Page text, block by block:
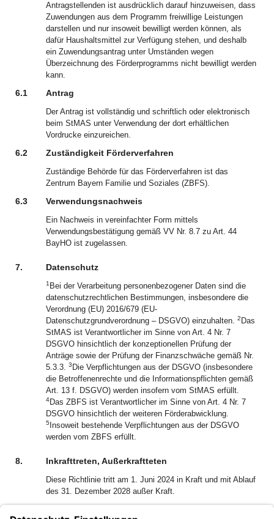
Antragstellenden ist ausdrücklich darauf hinzuweisen, dass
Zuwendungen aus dem Programm freiwillige Leistungen
darstellen und nur insoweit bewilligt werden können, als
dafür Haushaltsmittel zur Verfügung stehen, und deshalb
ein Zuwendungsantrag unter Umständen wegen
Überzeichnung des Förderprogramms nicht bewilligt werden
kann.
6.1 Antrag
Der Antrag ist vollständig und schriftlich oder elektronisch
beim StMAS unter Verwendung der dort erhältlichen
Vordrucke einzureichen.
6.2 Zuständigkeit Förderverfahren
Zuständige Behörde für das Förderverfahren ist das
Zentrum Bayern Familie und Soziales (ZBFS).
6.3 Verwendungsnachweis
Ein Nachweis in vereinfachter Form mittels
Verwendungsbestätigung gemäß VV Nr. 8.7 zu Art. 44
BayHO ist zugelassen.
7. Datenschutz
1 Bei der Verarbeitung personenbezogener Daten sind die
datenschutzrechtlichen Bestimmungen, insbesondere die
Verordnung (EU) 2016/679 (EU-
Datenschutzgrundverordnung – DSGVO) einzuhalten. 2 Das
StMAS ist Verantwortlicher im Sinne von Art. 4 Nr. 7
DSGVO hinsichtlich der konzeptionellen Prüfung der
Anträge sowie der Prüfung der Finanzschwäche gemäß Nr.
5.3.3. 3 Die Verpflichtungen aus der DSGVO (insbesondere
die Betroffenenrechte und die Informationspflichten gemäß
Art. 13 f. DSGVO) werden insofern vom StMAS erfüllt.
4Das ZBFS ist Verantwortlicher im Sinne von Art. 4 Nr. 7
DSGVO hinsichtlich der weiteren Förderabwicklung.
5 Insoweit bestehende Verpflichtungen aus der DSGVO
werden vom ZBFS erfüllt.
8. Inkrafttreten, Außerkraftteten
Diese Richtlinie tritt am 1. Juni 2024 in Kraft und mit Ablauf
des 31. Dezember 2028 außer Kraft.